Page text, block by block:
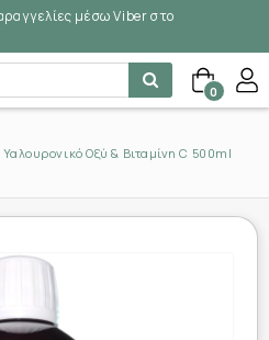
μέσω Viber στο
0
Οξύ & Βιταμίνη C 500ml